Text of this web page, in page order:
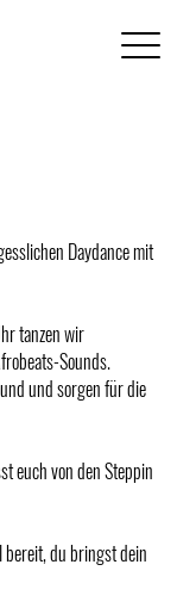
Daydance mit
tanzen wir
Sounds.
und sorgen für die
euch von den Steppin
du bringst dein